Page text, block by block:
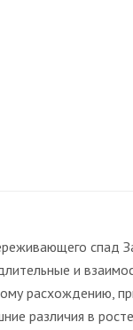
спад
и
расхождению,
различия в